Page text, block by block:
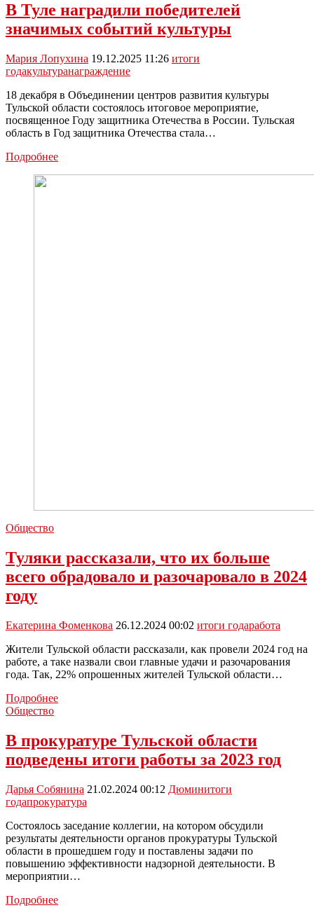
В Туле наградили победителей
значимых событий культуры
Мария Лопухина 19.12.2025 11:26 итоги
годакультуранаграждение
18 декабря в Объединении центров развития культуры
Тульской области состоялось итоговое мероприятие,
посвященное Году защитника Отечества в России. Тульская
область в Год защитника Отечества стала…
ПодробнееВ
Общество
Туляки рассказали, что их больше
всего обрадовало и разочаровало в 2024
году
Екатерина Фоменкова 26.12.2024 00:02 итоги годаработа
Жители Тульской области рассказали, как провели 2024 год на
работе, а таке назвали свои главные удачи и разочарования
года. Так, 22% опрошенных жителей Тульской области…
ПодробнееТуляки
больше
всего
и
разочаровало
в
2024
году
Общество
В прокуратуре Тульской области
подведены итоги работы за 2023 год
Дарья Собянина 21.02.2024 00:12 Дюминитоги
годапрокуратура
Состоялось заседание коллегии, на котором обсудили
результаты деятельности органов прокуратуры Тульской
области в прошедшем году и поставлены задачи по
повышению эффективности надзорной деятельности. В
мероприятии…
ПодробнееВ